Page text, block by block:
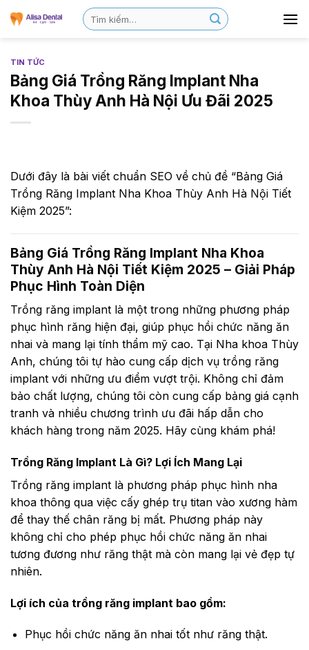
TIN TỨC
Bảng Giá Trồng Răng Implant Nha
Khoa Thùy Anh Hà Nội Ưu Đãi 2025
Dưới đây là bài viết chuẩn SEO về chủ đề “Bảng Giá
Trồng Răng Implant Nha Khoa Thùy Anh Hà Nội Tiết
Kiệm 2025”:
Bảng Giá Trồng Răng Implant Nha Khoa
Thùy Anh Hà Nội Tiết Kiệm 2025 – Giải Pháp
Phục Hình Toàn Diện
Trồng răng implant là một trong những phương pháp
phục hình răng hiện đại, giúp phục hồi chức năng ăn
nhai và mang lại tính thẩm mỹ cao. Tại Nha khoa Thùy
Anh, chúng tôi tự hào cung cấp dịch vụ trồng răng
implant với những ưu điểm vượt trội. Không chỉ đảm
bảo chất lượng, chúng tôi còn cung cấp bảng giá cạnh
tranh và nhiều chương trình ưu đãi hấp dẫn cho
khách hàng trong năm 2025. Hãy cùng khám phá!
Trồng Răng Implant Là Gì? Lợi Ích Mang Lại
Trồng răng implant là phương pháp phục hình nha
khoa thông qua việc cấy ghép trụ titan vào xương hàm
để thay thế chân răng bị mất. Phương pháp này
không chỉ cho phép phục hồi chức năng ăn nhai
tương đương như răng thật mà còn mang lại vẻ đẹp tự
nhiên.
Lợi ích của trồng răng implant bao gồm:
Phục hồi chức năng ăn nhai tốt như răng thật.